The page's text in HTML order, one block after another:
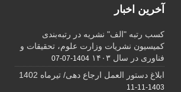
آخرین اخبار
کسب رتبه "الف" نشریه در رتبه‌بندی
کمیسیون نشریات وزارت علوم، تحقیقات و
فناوری در سال ۱۴۰۳
1404-07-07
ابلاغ دستور العمل ارجاع دهی/ تیرماه 1402
1403-11-11